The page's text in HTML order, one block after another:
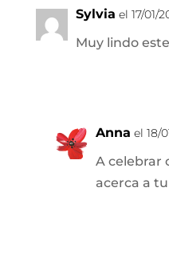
Sylvia el 17/01/
Muy lindo
Anna el 18/
A celebrar
acerca a